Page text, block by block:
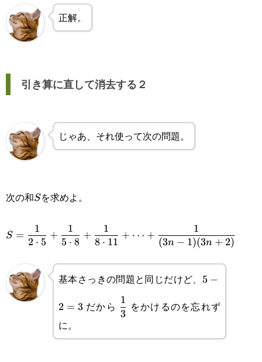
正解。
引き算に直して消去する２
じゃあ、それ使って次の問題。
次の和S
Sを求めよ。
\displaystyle S=\frac{1}
{2\cdot5}+\frac{1}
{5\cdot8}+\frac{1}
{8\cdot11}+\cdots+\frac{1}
{(3n-1)(3n+2)}
S =
2 ⋅ 5
1
+
5 ⋅ 8
1
+
8 ⋅ 11
1
+ ⋯ +
(3n − 1)(3n + 2)
1
基本さっきの問題と同じだけど、
5-
2=3
5 −
2 = 3だから \displaystyle\frac{1}
{3}
3
1 をかけるのを忘れず
に。